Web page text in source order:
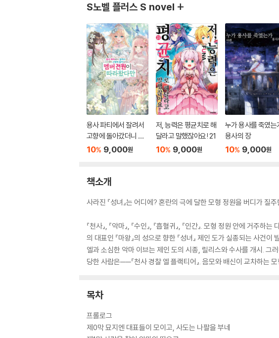
S노벨 플러스 S novel +
용사 파티에서 잘려서
고향에 돌아갔더니 멤
버 전원이 따라왔다만
10% 9,000원
저, 능력은 평균치로 해
달라고 말했잖아요! 21
10% 9,000원
누가 용사를 죽였는
용사의 장
10% 9,000원
책소개
사라진 『성녀』는 어디에? 혼란의 극에 달한 모형 정원을 버디가 질
『천사』, 『악마』, 『수인』, 『흡혈귀』, 『인간』. 모형 정원 안에
의 대표인 『마왕』의 성으로 향한 『성녀』 제인 도가 실종되는 사
엘과 소심한 악마 이브는 제인 도의 시종, 릴리스와 수사를 개시. 그
당한 사람은──『천사 경찰 엘 플랙티어』. 음모와 배신이 교차하는
목차
프롤로그
제0막 묘지엔 대표들이 모이고, 사도는 나팔을 부네